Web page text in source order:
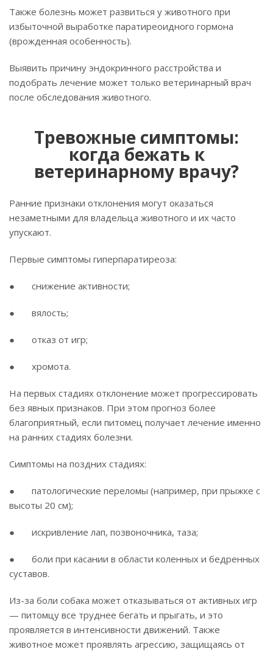
Также болезнь может развиться у животного при
избыточной выработке паратиреоидного гормона
(врожденная особенность).
Выявить причину эндокринного расстройства и
подобрать лечение может только ветеринарный врач
после обследования животного.
Тревожные симптомы:
когда бежать к
ветеринарному врачу?
Ранние признаки отклонения могут оказаться
незаметными для владельца животного и их часто
упускают.
Первые симптомы гиперпаратиреоза:
● снижение активности;
● вялость;
● отказ от игр;
● хромота.
На первых стадиях отклонение может прогрессировать
без явных признаков. При этом прогноз более
благоприятный, если питомец получает лечение именно
на ранних стадиях болезни.
Симптомы на поздних стадиях:
● патологические переломы (например, при прыжке с
высоты 20 см);
● искривление лап, позвоночника, таза;
● боли при касании в области коленных и бедренных
суставов.
Из-за боли собака может отказываться от активных игр
— питомцу все труднее бегать и прыгать, и это
проявляется в интенсивности движений. Также
животное может проявлять агрессию, защищаясь от